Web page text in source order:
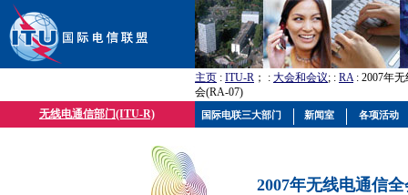
主页 : ITU-R ； : 大会和会议; : RA: 2007年
会(RA-07)
无线电通信部门(ITU-R)
2007年无线电通信
国际电联三大部门 新闻室 各项活动